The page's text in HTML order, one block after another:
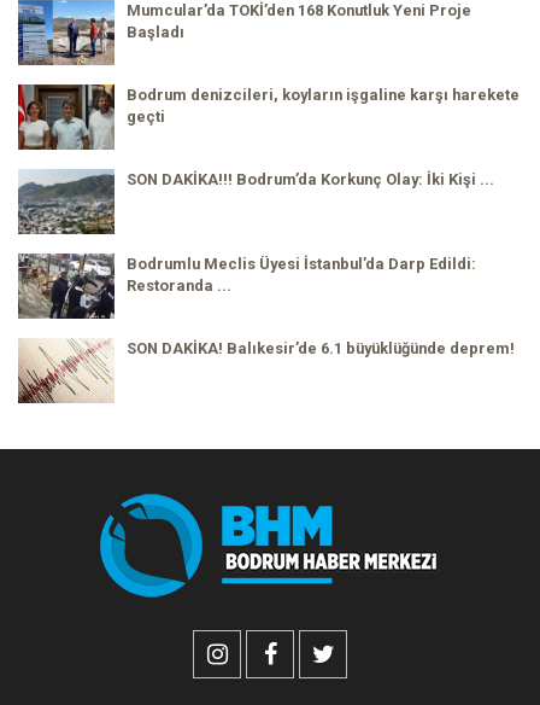
Mumcular’da TOKİ’den 168 Konutluk Yeni Proje
Başladı
Bodrum denizcileri, koyların işgaline karşı harekete
geçti
SON DAKİKA!!! Bodrum’da Korkunç Olay: İki Kişi ...
Bodrumlu Meclis Üyesi İstanbul’da Darp Edildi:
Restoranda ...
SON DAKİKA! Balıkesir’de 6.1 büyüklüğünde deprem!